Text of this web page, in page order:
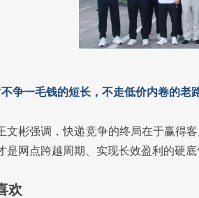
不争一毛钱的短长，不走低价内卷的老
文彬强调，快递竞争的终局在于赢得
是网点跨越周期、实现长效盈利的硬
欢